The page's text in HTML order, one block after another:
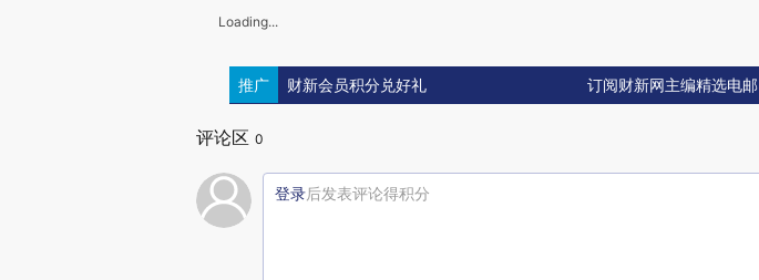
Loading...
推广 财新会员积分兑好礼 订阅财新网主编精选电邮
评论区 0
登录后发表评论得积分